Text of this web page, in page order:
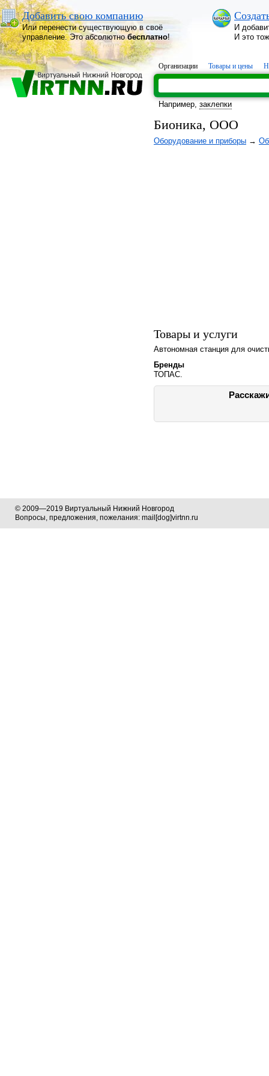
Добавить свою компанию
Или перенести существующую в своё
управление. Это абсолютнобесплатно!
И
И это
Организации Товары и цены
Например, заклепки
Бионика, ООО
Оборудование и приборы →
Товары и услуги
Автономная станция для
Бренды
ТОПАС.
© 2009—2019 Виртуальный Нижний Новгород
Вопросы, предложения, пожелания: mail[dog]virtnn.ru